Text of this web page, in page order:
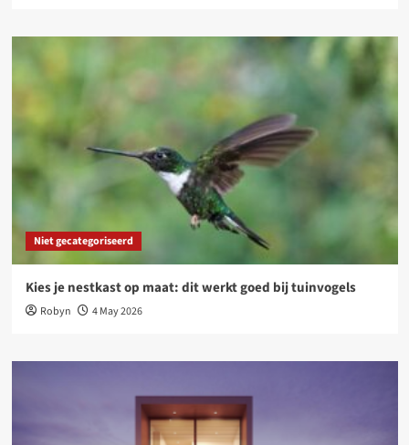
Niet gecategoriseerd
Kies je nestkast op maat: dit werkt goed bij tuinvogels
Robyn 4 May 2026